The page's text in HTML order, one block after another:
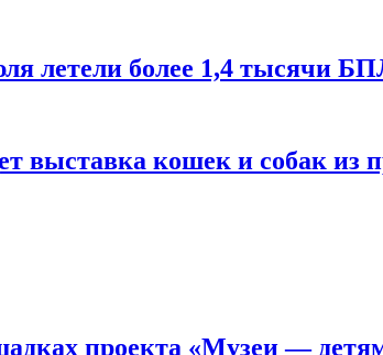
летели более 1,4 тысячи
выставка кошек и собак из
проекта «Музеи —